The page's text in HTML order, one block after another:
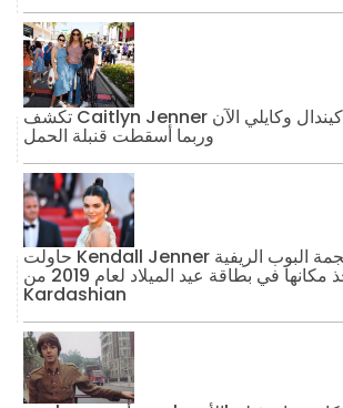
تكشف Caitlyn Jenner كيف تخاطبها كيندال وكايلي الآن
وربما أسقطت قنبلة الحمل
حاولت Kendall Jenner الحصول على نجمة البوب ​​الريفية
هذه لتأخذ مكانها في بطاقة عيد الميلاد لعام 2019 من
Kardashian